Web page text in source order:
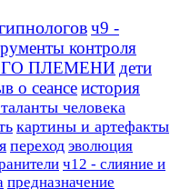
ч9 -
контроля
ПЛЕМЕНИ дети
о сеансеистория
человека
картины и артефакты
переход эволюция
ч12 - слияние и
предназначение